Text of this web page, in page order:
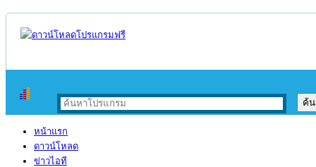
หน้าแรก
ดาวน์โหลด
ข่าวไอที